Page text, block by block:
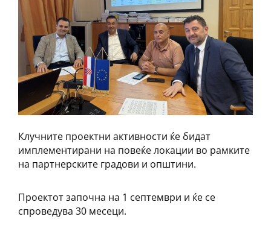
Клучните проектни активности ќе бидат
имплементирани на повеќе локации во рамките
на партнерските градови и општини.
Проектот започна на 1 септември и ќе се
спроведува 30 месеци.